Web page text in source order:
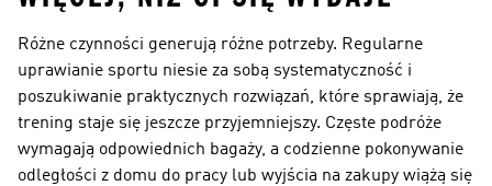
Różne czynności generują różne potrzeby. Regularne
uprawianie sportu niesie za sobą systematyczność i
poszukiwanie praktycznych rozwiązań, które sprawiają, że
trening staje się jeszcze przyjemniejszy. Częste podróże
wymagają odpowiednich bagaży, a codzienne pokonywanie
odległości z domu do pracy lub wyjścia na zakupy wiążą się